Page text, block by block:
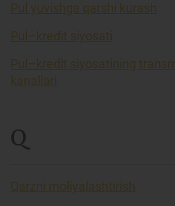
Pul yuvishga qarshi kurash
Pul–kredit siyosati
Pul–kredit siyosatining
kanallari
Q
Qarzni moliyalashtirish